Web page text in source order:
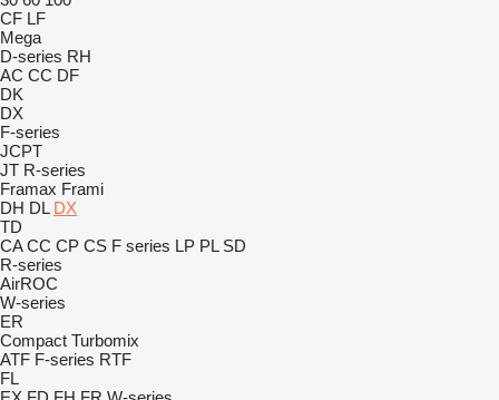
CF LF
Mega
D-series RH
AC CC DF
DK
DX
F-series
JCPT
JT R-series
Framax Frami
DH DL DX
TD
CA CC CP CS F series LP PL SD
R-series
AirROC
W-series
ER
Compact Turbomix
ATF F-series RTF
FL